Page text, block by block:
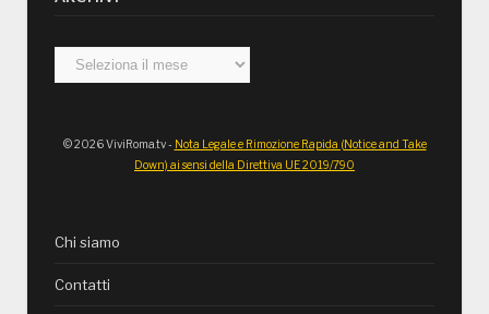
Archivi
© 2026 ViviRoma.tv - Nota Legale e Rimozione Rapida (Notice and Take
Down) ai sensi della Direttiva UE 2019/790
Chi siamo
Contatti